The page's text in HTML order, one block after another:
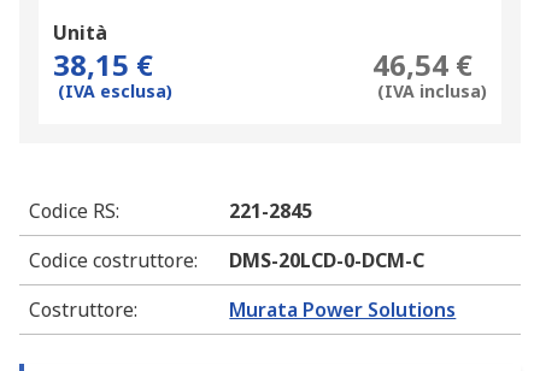
Unità
38,15 €
(IVA esclusa)
46,54 €
(IVA inclusa)
Codice RS:
221-2845
Codice costruttore:
DMS-20LCD-0-DCM-C
Costruttore: Murata Power Solutions